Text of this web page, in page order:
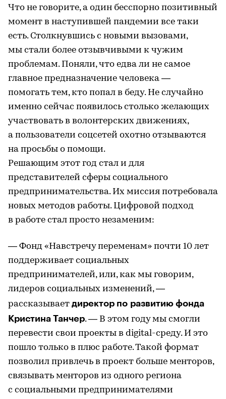
Что не говорите, а один бесспорно позитивный
момент в наступившей пандемии все таки
есть. Столкнувшись с новыми вызовами,
мы стали более отзывчивыми к чужим
проблемам. Поняли, что едва ли не самое
главное предназначение человека —
помогать тем, кто попал в беду. Не случайно
именно сейчас появилось столько желающих
участвовать в волонтерских движениях,
а пользователи соцсетей охотно отзываются
на просьбы о помощи.
Решающим этот год стал и для
представителей сферы социального
предпринимательства. Их миссия потребовала
новых методов работы. Цифровой подход
в работе стал просто незаменим:
— Фонд «Навстречу переменам» почти 10 лет
поддерживает социальных
предпринимателей, или, как мы говорим,
лидеров социальных изменений, —
рассказывает директор по развитию фонда
Кристина Танчер. — В этом году мы смогли
перевести свои проекты в digital-среду. И это
пошло только в плюс работе. Такой формат
позволил привлечь в проект больше менторов,
связывать менторов из одного региона
с социальными предпринимателями